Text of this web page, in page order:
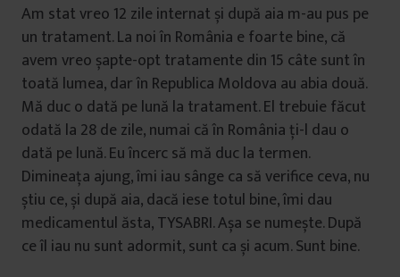
Am stat vreo 12 zile internat și după aia m-au pus pe
un tratament. La noi în România e foarte bine, că
avem vreo șapte-opt tratamente din 15 câte sunt în
toată lumea, dar în Republica Moldova au abia două.
Mă duc o dată pe lună la tratament. El trebuie făcut
odată la 28 de zile, numai că în România ți-l dau o
dată pe lună. Eu încerc să mă duc la termen.
Dimineața ajung, îmi iau sânge ca să verifice ceva, nu
știu ce, și după aia, dacă iese totul bine, îmi dau
medicamentul ăsta, TYSABRI. Așa se numește. După
ce îl iau nu sunt adormit, sunt ca și acum. Sunt bine.